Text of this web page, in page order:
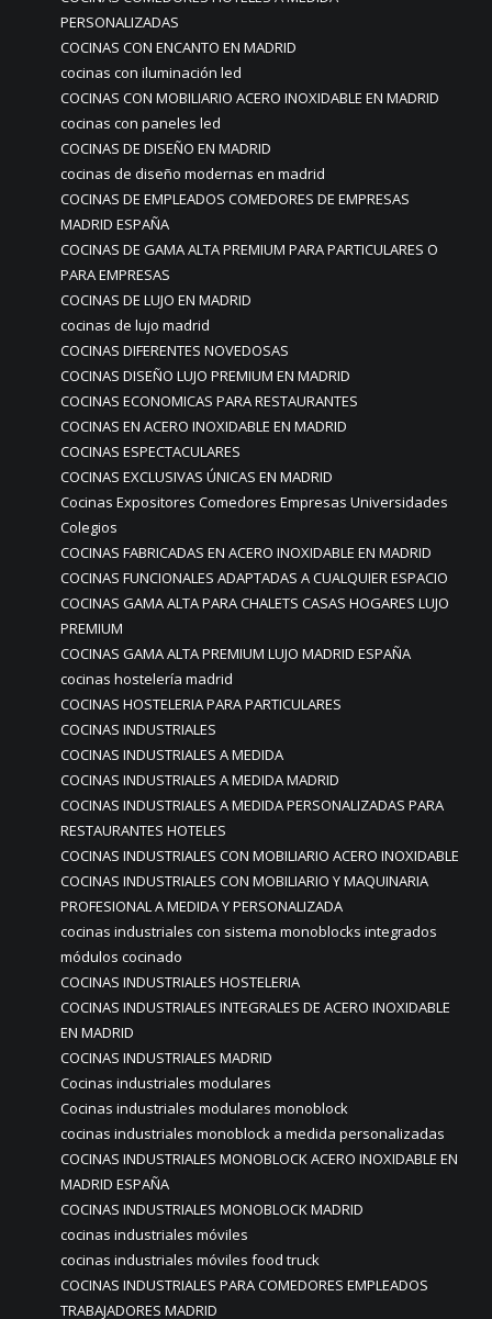
PERSONALIZADAS
COCINAS CON ENCANTO EN MADRID
cocinas con iluminación led
COCINAS CON MOBILIARIO ACERO INOXIDABLE EN MADRID
cocinas con paneles led
COCINAS DE DISEÑO EN MADRID
cocinas de diseño modernas en madrid
COCINAS DE EMPLEADOS COMEDORES DE EMPRESAS
MADRID ESPAÑA
COCINAS DE GAMA ALTA PREMIUM PARA PARTICULARES O
PARA EMPRESAS
COCINAS DE LUJO EN MADRID
cocinas de lujo madrid
COCINAS DIFERENTES NOVEDOSAS
COCINAS DISEÑO LUJO PREMIUM EN MADRID
COCINAS ECONOMICAS PARA RESTAURANTES
COCINAS EN ACERO INOXIDABLE EN MADRID
COCINAS ESPECTACULARES
COCINAS EXCLUSIVAS ÚNICAS EN MADRID
Cocinas Expositores Comedores Empresas Universidades
Colegios
COCINAS FABRICADAS EN ACERO INOXIDABLE EN MADRID
COCINAS FUNCIONALES ADAPTADAS A CUALQUIER ESPACIO
COCINAS GAMA ALTA PARA CHALETS CASAS HOGARES LUJO
PREMIUM
COCINAS GAMA ALTA PREMIUM LUJO MADRID ESPAÑA
cocinas hostelería madrid
COCINAS HOSTELERIA PARA PARTICULARES
COCINAS INDUSTRIALES
COCINAS INDUSTRIALES A MEDIDA
COCINAS INDUSTRIALES A MEDIDA MADRID
COCINAS INDUSTRIALES A MEDIDA PERSONALIZADAS PARA
RESTAURANTES HOTELES
COCINAS INDUSTRIALES CON MOBILIARIO ACERO INOXIDABLE
COCINAS INDUSTRIALES CON MOBILIARIO Y MAQUINARIA
PROFESIONAL A MEDIDA Y PERSONALIZADA
cocinas industriales con sistema monoblocks integrados
módulos cocinado
COCINAS INDUSTRIALES HOSTELERIA
COCINAS INDUSTRIALES INTEGRALES DE ACERO INOXIDABLE
EN MADRID
COCINAS INDUSTRIALES MADRID
Cocinas industriales modulares
Cocinas industriales modulares monoblock
cocinas industriales monoblock a medida personalizadas
COCINAS INDUSTRIALES MONOBLOCK ACERO INOXIDABLE EN
MADRID ESPAÑA
COCINAS INDUSTRIALES MONOBLOCK MADRID
cocinas industriales móviles
cocinas industriales móviles food truck
COCINAS INDUSTRIALES PARA COMEDORES EMPLEADOS
TRABAJADORES MADRID